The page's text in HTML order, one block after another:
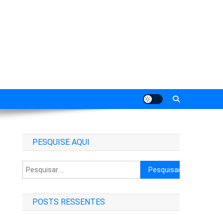
PESQUISE AQUI
Pesquisar
por:
POSTS RESSENTES